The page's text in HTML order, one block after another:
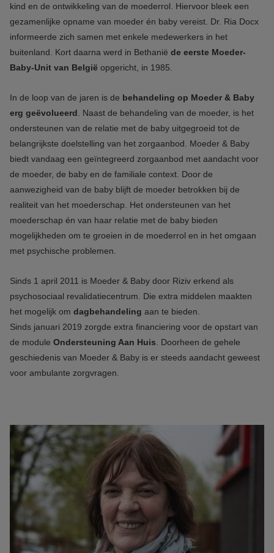
kind en de ontwikkeling van de moederrol. Hiervoor bleek een
gezamenlijke opname van moeder én baby vereist. Dr. Ria Docx
informeerde zich samen met enkele medewerkers in het
buitenland. Kort daarna werd in Bethanië de eerste Moeder-
Baby-Unit van België opgericht, in 1985.
In de loop van de jaren is de behandeling op Moeder & Baby
erg geëvolueerd . Naast de behandeling van de moeder, is het
ondersteunen van de relatie met de baby uitgegroeid tot de
belangrijkste doelstelling van het zorgaanbod. Moeder & Baby
biedt vandaag een geïntegreerd zorgaanbod met aandacht voor
de moeder, de baby en de familiale context. Door de
aanwezigheid van de baby blijft de moeder betrokken bij de
realiteit van het moederschap. Het ondersteunen van het
moederschap én van haar relatie met de baby bieden
mogelijkheden om te groeien in de moederrol en in het omgaan
met psychische problemen.
Sinds 1 april 2011 is Moeder & Baby door Riziv erkend als
psychosociaal revalidatiecentrum. Die extra middelen maakten
het mogelijk om dagbehandeling aan te bieden.
Sinds januari 2019 zorgde extra financiering voor de opstart van
de module Ondersteuning Aan Huis . Doorheen de gehele
geschiedenis van Moeder & Baby is er steeds aandacht geweest
voor ambulante zorgvragen.